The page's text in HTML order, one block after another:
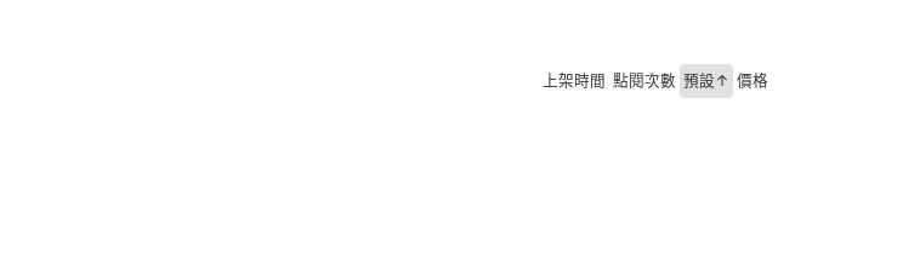
上架時間 點閱次數 預設↑ 價格